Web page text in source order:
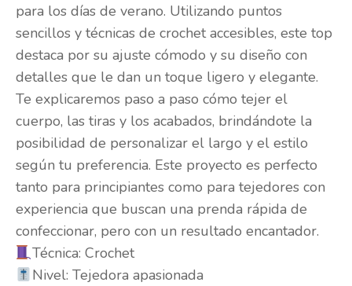
para los días de verano. Utilizando puntos
sencillos y técnicas de crochet accesibles, este top
destaca por su ajuste cómodo y su diseño con
detalles que le dan un toque ligero y elegante.
Te explicaremos paso a paso cómo tejer el
cuerpo, las tiras y los acabados, brindándote la
posibilidad de personalizar el largo y el estilo
según tu preferencia. Este proyecto es perfecto
tanto para principiantes como para tejedores con
experiencia que buscan una prenda rápida de
confeccionar, pero con un resultado encantador.
Técnica: Crochet
Nivel: Tejedora apasionada